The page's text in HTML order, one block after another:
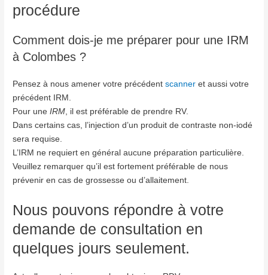
procédure
Comment dois-je me préparer pour une IRM
à Colombes ?
Pensez à nous amener votre précédentscanner et aussi votre
précédent IRM.
Pour uneIRM , il est préférable de prendre RV.
Dans certains cas, l’injection d’un produit de contraste non-iodé
sera requise.
L’IRM ne requiert en général aucune préparation particulière.
Veuillez remarquer qu’il est fortement préférable de nous
prévenir en cas de grossesse ou d’allaitement.
Nous pouvons répondre à votre
demande de consultation en
quelques jours seulement.